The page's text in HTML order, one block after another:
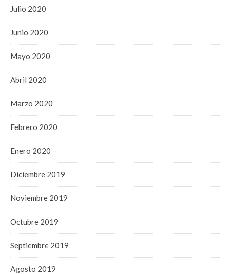
Julio 2020
Junio 2020
Mayo 2020
Abril 2020
Marzo 2020
Febrero 2020
Enero 2020
Diciembre 2019
Noviembre 2019
Octubre 2019
Septiembre 2019
Agosto 2019